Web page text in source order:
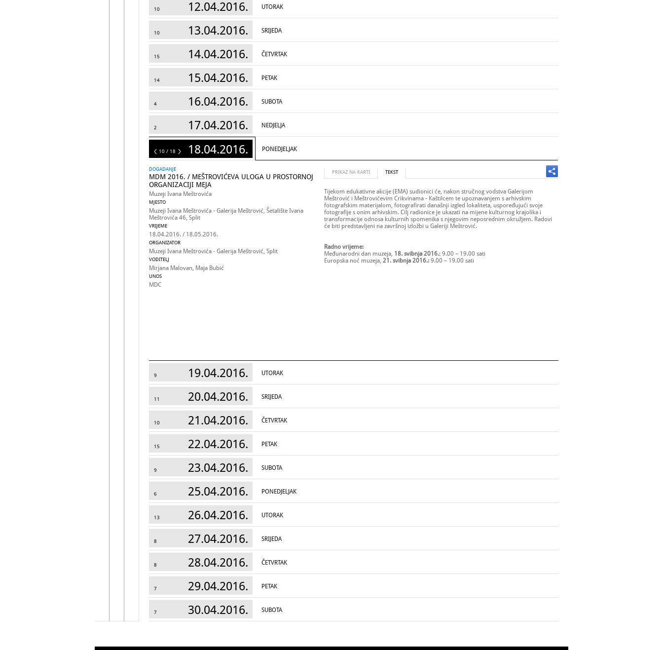
10 12.04.2016. UTORAK
10 13.04.2016. SRIJEDA
15 14.04.2016. ČETVRTAK
14 15.04.2016. PETAK
4 16.04.2016. SUBOTA
2 17.04.2016. NEDJELJA
18 18.04.2016. PONEDJELJAK
10 / 18
DOGADANJE
MDM 2016. / MEŠTROVIĆEVA ULOGA U PROSTORNOJ
ORGANIZACIJI MEJA
Muzeji Ivana Meštrovića
MJESTO
Muzeji Ivana Meštrovića - Galerija Meštrović, Šetalište Ivana
Meštrovića 46, Split
VRIJEME
18.04.2016. / 18.05.2016.
ORGANIZATOR
Muzeji Ivana Meštrovića - Galerija Meštrović, Split
VODITELJ
Mirjana Malovan, Maja Bubić
UNOS
MDC
PRIKAZ NA KARTI TEKST
Tijekom edukativne akcije (EMA) sudionici će, nakon stručnog vodstva Galerijom
Meštrović i Meštrovićevim Crikvinama - Kaštilcem te upoznavanjem s arhivskim
fotografskim materijalom, fotografirati današnji izgled lokaliteta, uspoređujući svoje
fotografije s onim arhivskim. Cilj radionice je ukazati na mijene kulturnog krajolika i
transformacije odnosa kulturnih spomenika s njegovim neposrednim okružjem. Radovi
će biti predstavljeni na završnoj izložbi u Galeriji Meštrović.
Radno vrijeme:
Međunarodni dan muzeja, 18. svibnja 2016.: 9.00 – 19.00 sati
Europska noć muzeja, 21. svibnja 2016.: 9.00 – 19.00 sati
9 19.04.2016. UTORAK
11 20.04.2016. SRIJEDA
10 21.04.2016. ČETVRTAK
15 22.04.2016. PETAK
9 23.04.2016. SUBOTA
6 25.04.2016. PONEDJELJAK
13 26.04.2016. UTORAK
8 27.04.2016. SRIJEDA
8 28.04.2016. ČETVRTAK
7 29.04.2016. PETAK
7 30.04.2016. SUBOTA